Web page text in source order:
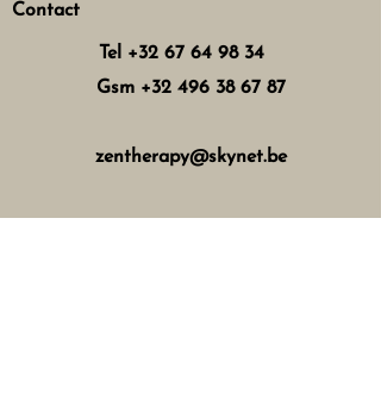
Contact
Tel +32 67 64 98 34
Gsm +32 496 38 67 87
zentherapy@skynet.be